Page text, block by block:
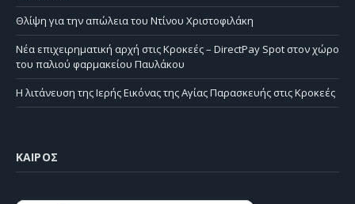
Θλίψη για την απώλεια του Ντίνου Χριστοφιλάκη
Νέα επιχειρηματική αρχή στις Κροκεές – DirectPay Spot στον χώρο
του παλιού φαρμακείου Παυλάκου
Η λιτάνευση της Ιερής Εικόνας της Αγίας Παρασκευής στις Κροκεές
ΚΑΙΡΌΣ